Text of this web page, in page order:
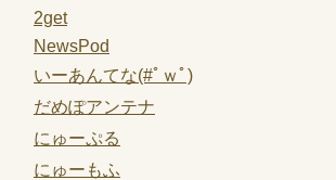
2get
NewsPod
いーあんてな(#ﾟｗﾟ)
だめぽアンテナ
にゅーぷる
にゅーもふ